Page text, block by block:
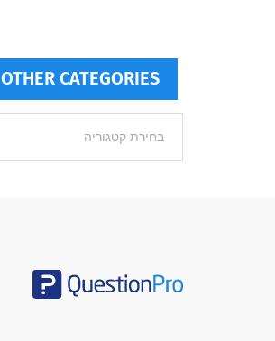
OTHER CATEGORIES
categories